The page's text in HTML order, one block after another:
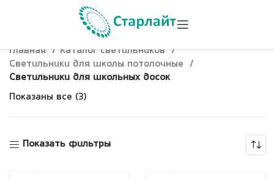
Главная
Каталог светильников
Светильники для школы потолочные
Светильники для школьных досок
Показаны все (3)
Показать фильтры